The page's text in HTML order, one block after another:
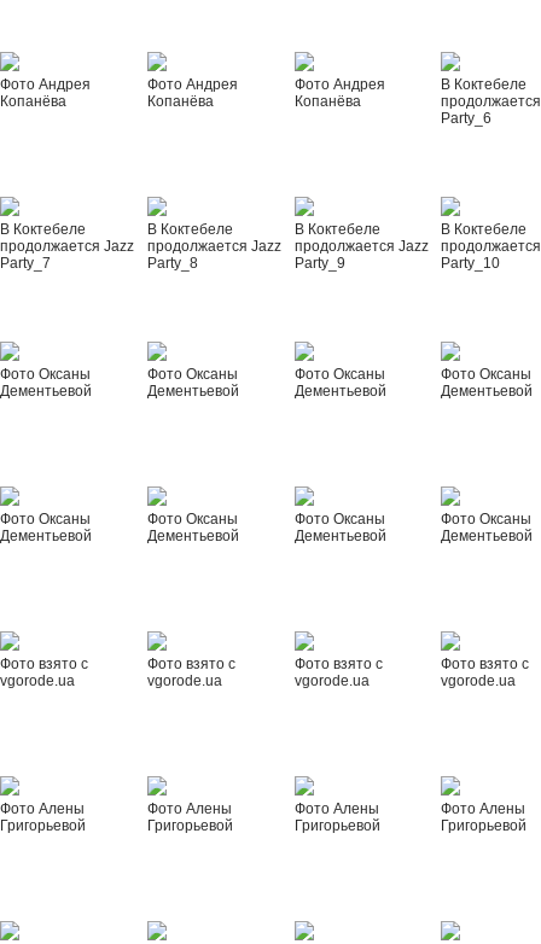
Фото Андрея
Копанёва
Фото Андрея
Копанёва
Фото Андрея
Копанёва
В Коктебеле
Party_6
В Коктебеле
продолжается Jazz
Party_7
В Коктебеле
продолжается Jazz
Party_8
В Коктебеле
продолжается Jazz
Party_9
В Коктебеле
Party_10
Фото Оксаны
Дементьевой
Фото Оксаны
Дементьевой
Фото Оксаны
Дементьевой
Фото Оксаны
Дементьевой
Фото Оксаны
Дементьевой
Фото Оксаны
Дементьевой
Фото Оксаны
Дементьевой
Фото Оксаны
Дементьевой
Фото взято с
vgorode.ua
Фото взято с
vgorode.ua
Фото взято с
vgorode.ua
Фото взято с
vgorode.ua
Фото Алены
Григорьевой
Фото Алены
Григорьевой
Фото Алены
Григорьевой
Фото Алены
Григорьевой